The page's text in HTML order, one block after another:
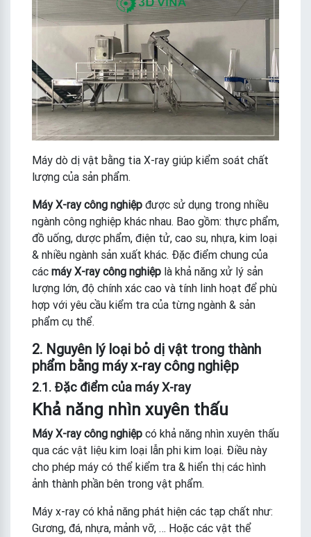
Máy dò dị vật bằng tia X-ray giúp kiểm soát chất
lượng của sản phẩm.
Máy X-ray công nghiệp được sử dụng trong nhiều
ngành công nghiệp khác nhau. Bao gồm: thực phẩm,
đồ uống, dược phẩm, điện tử, cao su, nhựa, kim loại
& nhiều ngành sản xuất khác. Đặc điểm chung của
các máy X-ray công nghiệp là khả năng xử lý sản
lượng lớn, độ chính xác cao và tính linh hoạt để phù
hợp với yêu cầu kiểm tra của từng ngành & sản
phẩm cụ thể.
2. Nguyên lý loại bỏ dị vật trong thành
phẩm bằng máy x-ray công nghiệp
2.1. Đặc điểm của máy X-ray
Khả năng nhìn xuyên thấu
Máy X-ray công nghiệp có khả năng nhìn xuyên thấu
qua các vật liệu kim loại lẫn phi kim loại. Điều này
cho phép máy có thể kiểm tra & hiển thị các hình
ảnh thành phần bên trong vật phẩm.
Máy x-ray có khả năng phát hiện các tạp chất như:
Gương, đá, nhựa, mảnh vỡ, … Hoặc các vật thể